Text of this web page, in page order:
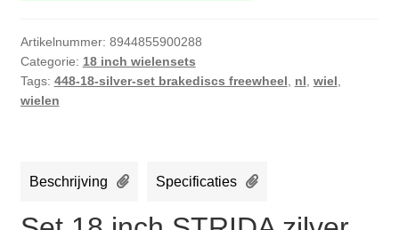
(zonder
banden)
aantal
Artikelnummer: 8944855900288
Categorie: 18 inch wielensets
Tags: 448-18-silver-set brakediscs freewheel, nl, wiel,
wielen
Beschrijving Specificaties